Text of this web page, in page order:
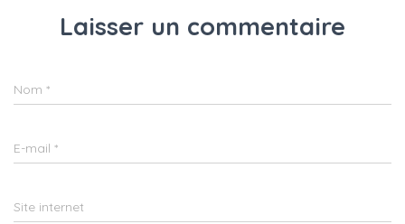
Laisser un commentaire
Nom *
E-mail *
Site internet